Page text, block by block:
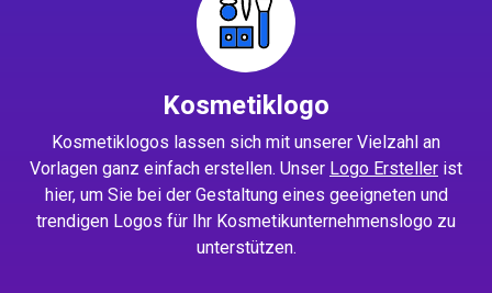
Kosmetiklogo
Kosmetiklogos lassen sich mit unserer Vielzahl an
Vorlagen ganz einfach erstellen. Unser Logo Ersteller ist
hier, um Sie bei der Gestaltung eines geeigneten und
trendigen Logos für Ihr Kosmetikunternehmenslogo zu
unterstützen.